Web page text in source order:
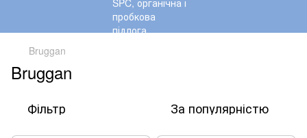
Bruggan
Bruggan
Фільтр За популярністю